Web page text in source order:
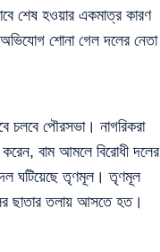
শেষ হওয়ার একমাত্র কারণ
শোনা গেল দলের নেতা
চলবে পৌরসভা। নাগরিকরা
বাম আমলে বিরোধী দলের
ঘটিয়েছে তৃণমূল। তৃণমূল
ছাতার তলায় আসতে হত।